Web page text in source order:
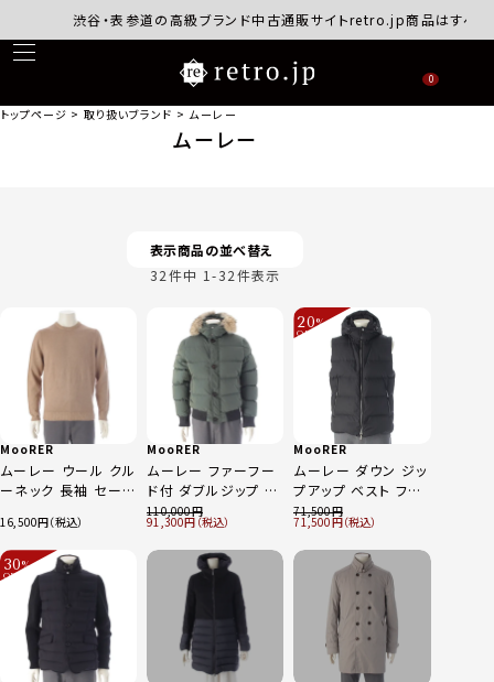
渋谷・表参道の高級ブランド中古通販サイトretro.jp商品はすべて正
0
トップページ 取り扱いブランド ムーレー
ムーレー
表示商品の並べ替え
32件中 1-32件表示
MooRER
ムーレー ウール クル
ーネック 長袖 セータ
ージュ 50
16,500
MooRER
ムーレー ファーフー
ド付 ダブルジップ ダ
ウンジャケット
BACCO-4D グリーン
系 48
110,000
91,300
20%
OFF
MooRER
ムーレー ダウン ジッ
プアップ ベスト ファ
イヤー フード ブラッ
ク 50
71,500
71,500
30%
OFF